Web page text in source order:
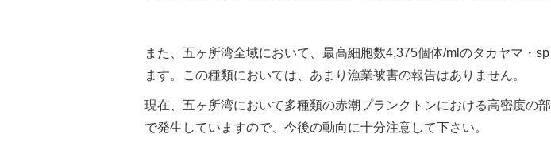
また、五ヶ所湾全域において、最高細胞数4,375個体/mlのタカヤマ・
ます。この種類においては、あまり漁業被害の報告はありません。
現在、五ヶ所湾において多種類の赤潮プランクトンにおける高密度の
で発生していますので、今後の動向に十分注意して下さい。